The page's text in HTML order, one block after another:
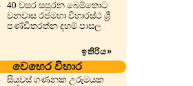
40 වසර සපුරන බෙම්තොට
වනවාස රජමහා විහාරස්ථ ශ්‍රී
පණ්ඩිතරත්න දහම් පාසල
ඉතිරිය»
වෙහෙර විහාර
සියවස් ගණනක උරුමයක